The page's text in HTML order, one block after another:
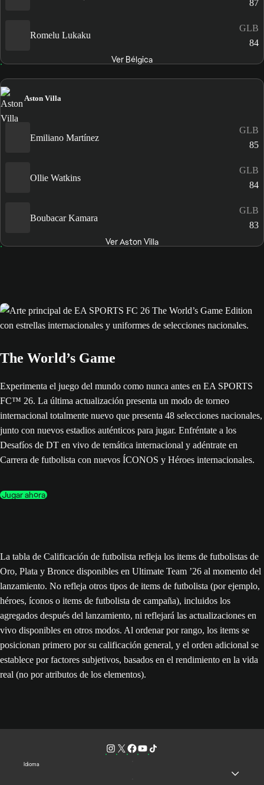
87
Romelu Lukaku
GLB
84
Ver Bélgica
Aston Villa
Emiliano Martínez
GLB
85
Ollie Watkins
GLB
84
Boubacar Kamara
GLB
83
Ver Aston Villa
The World’s Game
Experimenta el juego del mundo como nunca antes en EA SPORTS
FC™ 26. La última actualización presenta un modo de torneo
internacional totalmente nuevo que presenta 48 selecciones nacionales,
junto con nuevos estadios auténticos para jugar. Enfréntate a los
Desafíos de DT en vivo de temática internacional y adéntrate en
Carrera de futbolista con nuevos ÍCONOS y Héroes internacionales.
Jugar ahora
La tabla de Calificación de futbolista refleja los items de futbolistas de
Oro, Plata y Bronce disponibles en Ultimate Team ’26 al momento del
lanzamiento. No refleja otros tipos de items de futbolista (por ejemplo,
héroes, íconos o items de futbolista de campaña), incluidos los
agregados después del lanzamiento, ni reflejará las actualizaciones en
vivo disponibles en otros modos. Al ordenar por rango, los items se
posicionan primero por su calificación general, y el orden adicional se
establece por factores subjetivos, basados en el rendimiento en la vida
real (no por atributos de los elementos).
Idioma